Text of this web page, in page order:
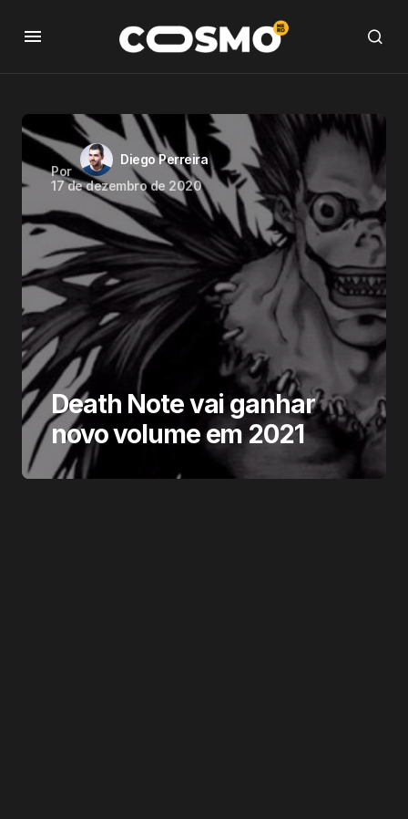
Por
Diego Perreira
17 de dezembro de 2020
Death Note vai ganhar
novo volume em 2021